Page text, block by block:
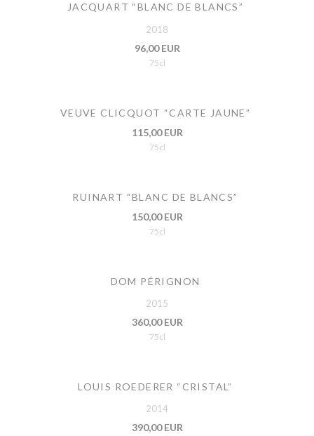
JACQUART “BLANC DE BLANCS”
2018
96,00 EUR
75cl
VEUVE CLICQUOT “CARTE JAUNE”
115,00 EUR
75cl
RUINART “BLANC DE BLANCS”
150,00 EUR
75cl
DOM PÉRIGNON
2015
360,00 EUR
75cl
LOUIS ROEDERER “CRISTAL”
2014
390,00 EUR